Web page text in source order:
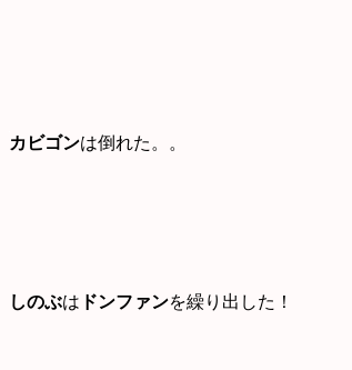
カビゴンは倒れた。。
しのぶは ドンファンを繰り出した！